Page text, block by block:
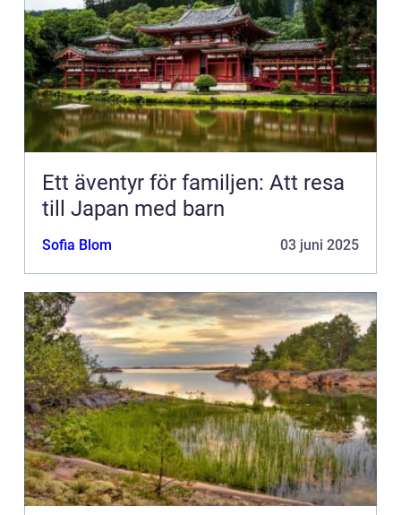
Ett äventyr för familjen: Att resa
till Japan med barn
Sofia Blom 03 juni 2025